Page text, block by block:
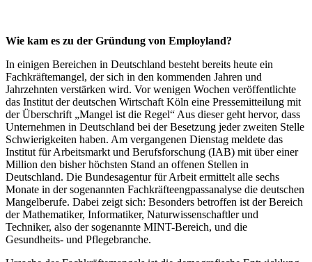
Wie kam es zu der Gründung von Employland?
In einigen Bereichen in Deutschland besteht bereits heute ein
Fachkräftemangel, der sich in den kommenden Jahren und
Jahrzehnten verstärken wird. Vor wenigen Wochen veröffentlichte
das Institut der deutschen Wirtschaft Köln eine Pressemitteilung mit
der Überschrift „Mangel ist die Regel“ Aus dieser geht hervor, dass
Unternehmen in Deutschland bei der Besetzung jeder zweiten Stelle
Schwierigkeiten haben. Am vergangenen Dienstag meldete das
Institut für Arbeitsmarkt und Berufsforschung (IAB) mit über einer
Million den bisher höchsten Stand an offenen Stellen in
Deutschland. Die Bundesagentur für Arbeit ermittelt alle sechs
Monate in der sogenannten Fachkräfteengpassanalyse die deutschen
Mangelberufe. Dabei zeigt sich: Besonders betroffen ist der Bereich
der Mathematiker, Informatiker, Naturwissenschaftler und
Techniker, also der sogenannte MINT-Bereich, und die
Gesundheits- und Pflegebranche.